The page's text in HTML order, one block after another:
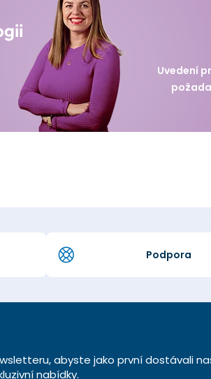
Uvedení
Podpora
abyste jako první dostávali
nabídky.